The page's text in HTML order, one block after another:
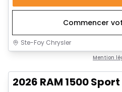
Commencer
Ste-Foy Chrysler
Mention
2026 RAM 1500 Sport